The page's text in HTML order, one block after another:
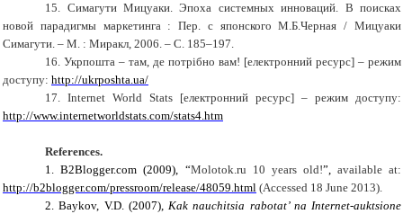
15. Симагути Мицуаки. Эпоха системных инноваций. В поисках
новой парадигмы маркетинга : Пер. с японского М.Б.Черная / Мицуаки
Симагути. – М. : Миракл, 2006. – С. 185–197.
16. Укрпошта – там, де потрібно вам! [електронний ресурс] – режим
доступу: http://ukrposhta.ua/
17.Internet World Stats [електронний ресурс] – режим доступу:
http://www.internetworldstats.com/stats4.htm
References.
1.B2Blogger.com (2009), “Molotok.ru 10 years old!”, available at:
http://b2blogger.com/pressroom/release/48059.html (Accessed 18 June 2013).
2.Baykov, V.D. (2007),Kak nauchitsia rabotat’ na Internet-auktsione